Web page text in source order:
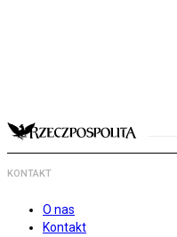
KONTAKT
O nas
Kontakt